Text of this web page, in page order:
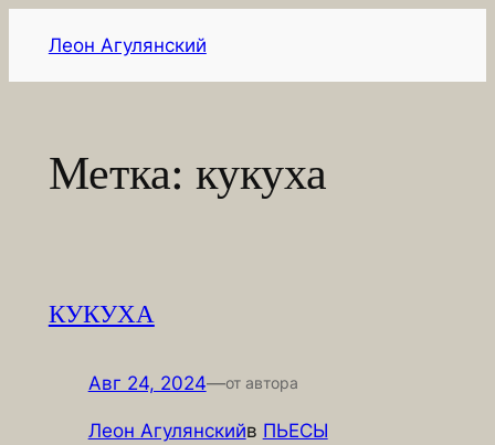
содержимому
Леон Агулянский
Метка: кукуха
КУКУХА
Авг 24, 2024—от автора
Леон Агулянскийв ПЬЕСЫ